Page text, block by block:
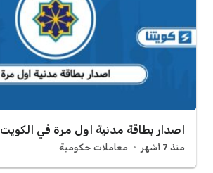
اصدار بطاقة مدنية اول مرة في الكويت
منذ 7 أشهر معاملات حكومية